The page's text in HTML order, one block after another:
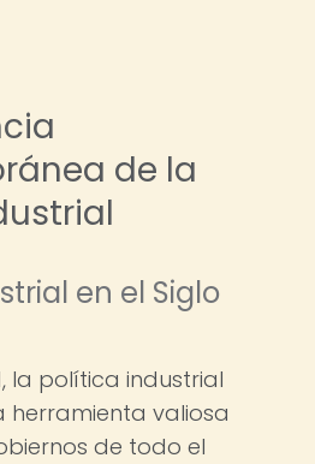
de la
en el Siglo
la política industrial
herramienta valiosa
de todo el